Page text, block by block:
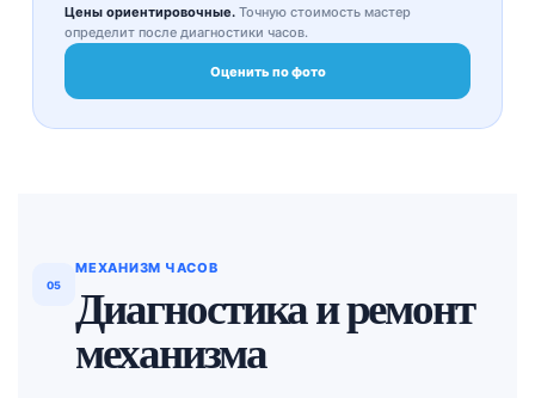
Цены ориентировочные. Точную стоимость мастер
определит после диагностики часов.
Оценить по фото
05
МЕХАНИЗМ ЧАСОВ
Диагностика и ремонт
механизма